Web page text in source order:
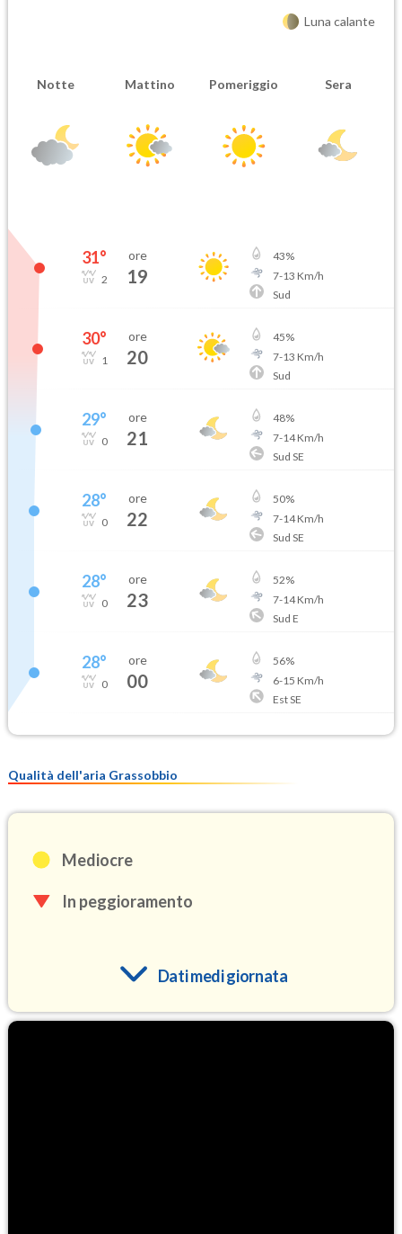
Orario inizio
Ora fine
Luna calante
Notte Mattino Pomeriggio Sera
31°
2
ore
19
43%
7-13 Km/h
Sud
30°
1
ore
20
45%
7-13 Km/h
Sud
29°
0
ore
21
48%
7-14Km/h
Sud SE
28°
0
ore
22
50%
7-14Km/h
Sud SE
28°
0
ore
23
52%
7-14Km/h
Sud E
28°
0
ore
00
56%
6-15 Km/h
Est SE
Qualità dell'aria Grassobbio
Mediocre
In peggioramento
Dati medi giornata